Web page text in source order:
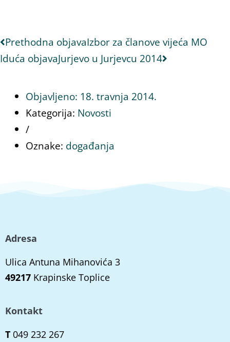
Prethodna objavaIzbor za članove vijeća MO
Iduća objavaJurjevo u Jurjevcu 2014
Objavljeno: 18. travnja 2014.
Kategorija: Novosti
/
Oznake: događanja
Adresa
Ulica Antuna Mihanovića 3
49217 Krapinske Toplice
Kontakt
T 049 232 267